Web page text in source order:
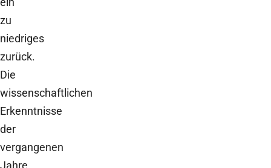
zu
niedriges
zurück.
Die
wissenschaftlichen
Erkenntnisse
der
vergangenen
Jahre